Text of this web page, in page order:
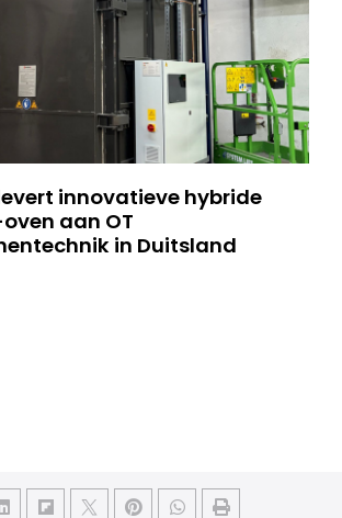
innovatieve hybride
aan OT
in Duitsland